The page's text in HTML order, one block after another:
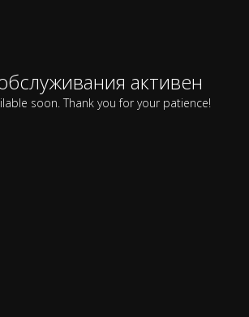
активен
soon. Thank you for your patience!